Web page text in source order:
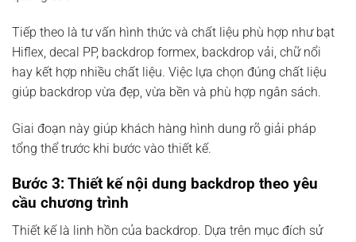
Tiếp theo là tư vấn hình thức và chất liệu phù hợp như bạt
Hiflex, decal PP, backdrop formex, backdrop vải, chữ nổi
hay kết hợp nhiều chất liệu. Việc lựa chọn đúng chất liệu
giúp backdrop vừa đẹp, vừa bền và phù hợp ngân sách.
Giai đoạn này giúp khách hàng hình dung rõ giải pháp
tổng thể trước khi bước vào thiết kế.
Bước 3: Thiết kế nội dung backdrop theo yêu
cầu chương trình
Thiết kế là linh hồn của backdrop. Dựa trên mục đích sử